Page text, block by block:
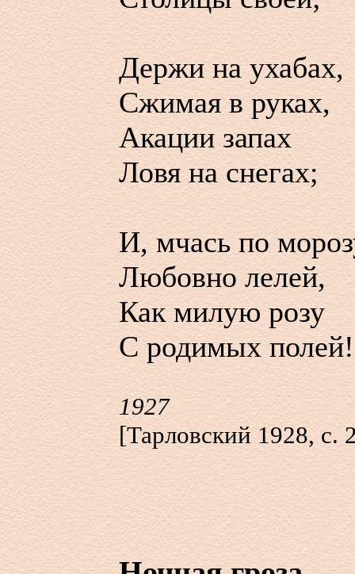
Держи на ухабах,
Сжимая в руках,
Акации запах
Ловя на снегах;
И, мчась по
Любовно лелей,
Как милую розу
С родимых полей!
1927
[Тарловский 1928, с.